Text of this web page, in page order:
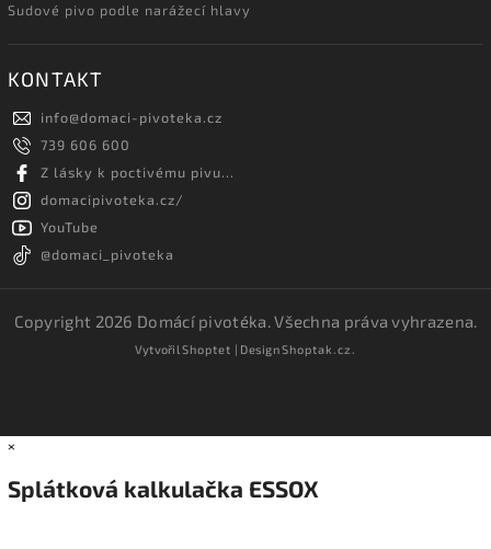
Sudové pivo podle narážecí hlavy
KONTAKT
info@domaci-pivoteka.cz
739 606 600
Z lásky k poctivému pivu...
domacipivoteka.cz/
YouTube
@domaci_pivoteka
Copyright 2026 Domácí pivotéka. Všechna práva vyhrazena.
VytvořilShoptet | DesignShoptak.cz.
×
Splátková kalkulačka ESSOX